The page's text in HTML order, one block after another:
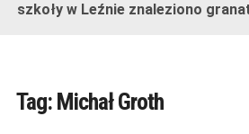
szkoły w Leźnie znaleziono granat!
Tag: Michał Groth